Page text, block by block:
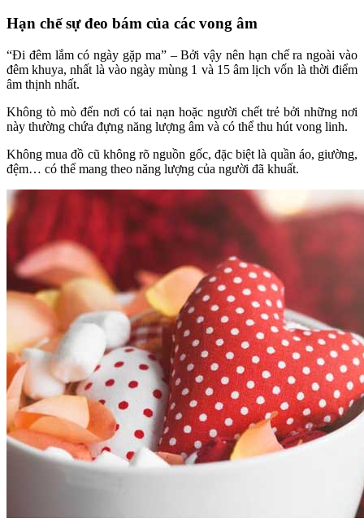
Hạn chế sự đeo bám của các vong âm
“Đi đêm lắm có ngày gặp ma” – Bởi vậy nên hạn chế ra ngoài vào
đêm khuya, nhất là vào ngày mùng 1 và 15 âm lịch vốn là thời điểm
âm thịnh nhất.
Không tò mò đến nơi có tai nạn hoặc người chết trẻ bởi những nơi
này thường chứa đựng năng lượng âm và có thể thu hút vong linh.
Không mua đồ cũ không rõ nguồn gốc, đặc biệt là quần áo, giường,
đệm… có thể mang theo năng lượng của người đã khuất.